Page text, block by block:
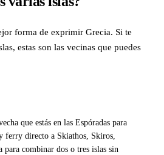
forma de exprimir Grecia. Si te
estas son las vecinas que puedes
que estás en las Espóradas para
ferry directo a Skiathos, Skiros,
para combinar dos o tres islas sin